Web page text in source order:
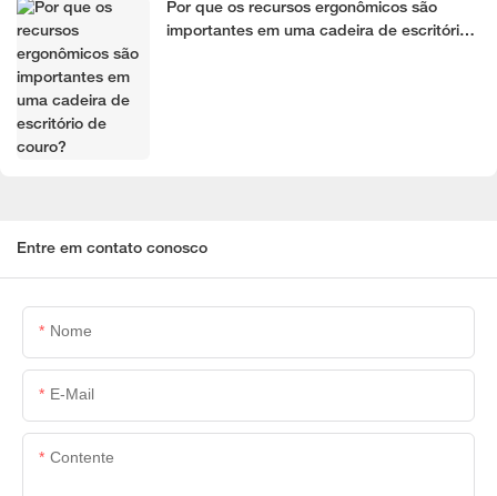
Por que os recursos ergonômicos são
importantes em uma cadeira de escritório
Entre em contato conosco
Nome
E-Mail
Contente